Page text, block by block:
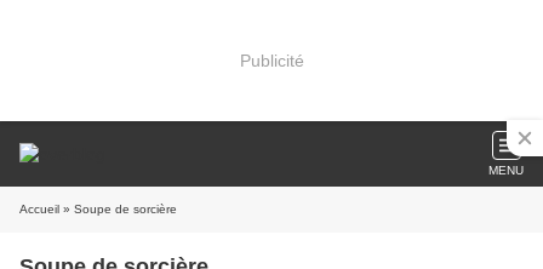
Publicité
MENU
Accueil » Soupe de sorcière